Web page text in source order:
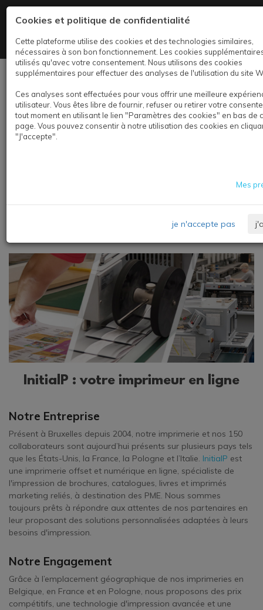
Demandez vos échantillons gratuits.
Se connecter
QUI SOMMES NOUS?
InitialP : votre imprimeur en ligne
Notre Entreprise
Présent à Bruxelles depuis 2004, notre imprimerie et nos 150
collaborateurs sont aujourd’hui présents sur plusieurs pays tels
que les États-Unis, la France, la Pologne et l’Italie. InitialP est
une imprimerie offset et numérique en ligne, spécialiste de
l'impression de brochures, catalogues, livres et imprimés
marketing reliés, à destination des PME. Nous sommes
toujours prêts à répondre aux attentes de nos partenaires en
leur proposant des solutions personnalisées adaptées à leurs
besoins d'impression.
Notre Engagement
Grâce à l’emplacement géographique de nos imprimeries en
Belgique, en France et en Pologne, nous proposons des prix
compétitifs, une technologie d'impression avancée et une
Cookies et politique de confidentialité
Cette plateforme utilise des cookies et des technologies similaires,
nécessaires à son bon fonctionnement. Les cookies
utilisés qu'avec votre consentement. Nous utilisons des cookies
supplémentaires pour effectuer des analyses de l'utilisation du site
Ces analyses sont effectuées pour vous offrir une meilleure
utilisateur. Vous êtes libre de fournir, refuser ou retirer votre
tout moment en utilisant le lien "Paramètres des cookies" en bas de
page. Vous pouvez consentir à notre utilisation des cookies en
"J'accepte".
Mes
je n'accepte pas